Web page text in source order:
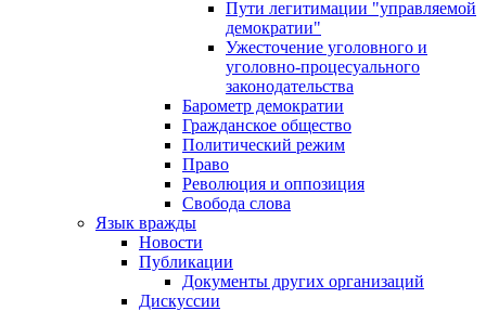
Пути легитимации "управляемой
демократии"
Ужесточение уголовного и
уголовно-процесуального
законодательства
Барометр демократии
Гражданское общество
Политический режим
Право
Революция и оппозиция
Свобода слова
Язык вражды
Новости
Публикации
Документы других организаций
Дискуссии